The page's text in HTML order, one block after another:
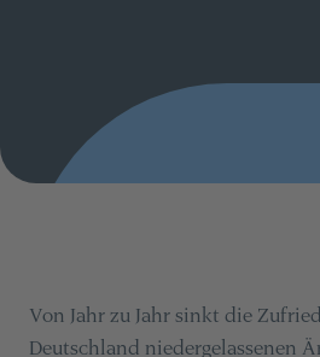
Von Jahr zu Jahr sinkt die
Deutschland niedergelassenen